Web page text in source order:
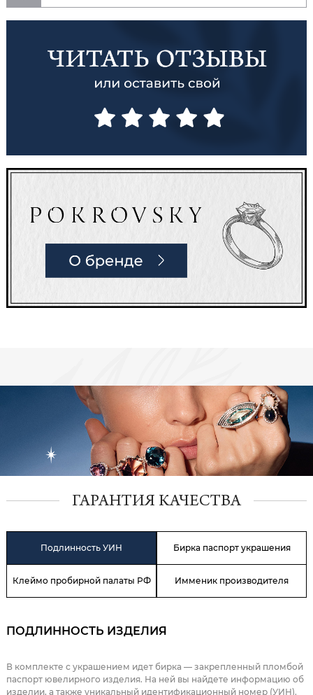
ГАРАНТИЯ КАЧЕСТВА
Подлинность УИН Бирка паспорт украшения
Клеймо пробирной палаты РФ Имменик производителя
ПОДЛИННОСТЬ ИЗДЕЛИЯ
В комплекте с украшением идет бирка — закрепленный пломбой
паспорт ювелирного изделия. На ней вы найдете информацию об
изделии, а также уникальный идентификационный номер (УИН).